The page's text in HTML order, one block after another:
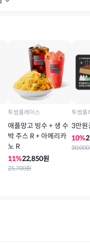
투썸플레이스
애플망고 빙수 + 생 수
박 주스 R + 아메리카
노 R
11%22,850원
25,700원
투썸플
3만원
10%
30,000